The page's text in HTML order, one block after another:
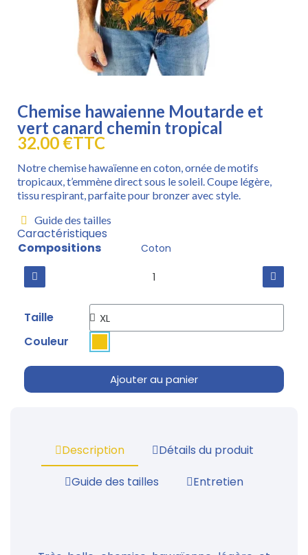
Chemise hawaienne Moutarde et
vert canard chemin tropical
32,00 €TTC
Notre chemise hawaïenne en coton, ornée de motifs
tropicaux, t’emmène direct sous le soleil. Coupe légère,
tissu respirant, parfaite pour bronzer avec style.
Guide des tailles
Caractéristiques
Compositions
Coton
Taille
Couleur
Ajouter au panier
Description
Détails du produit
Guide des tailles
Entretien